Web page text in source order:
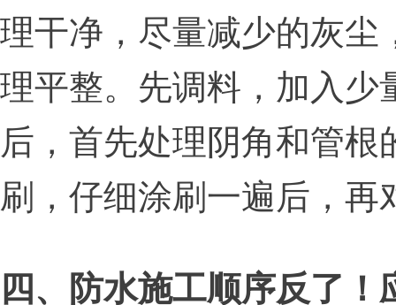
理干净，尽量减少的灰
理平整。先调料，加入
后，首先处理阴角和管
刷，仔细涂刷一遍后，
四、防水施工顺序反了！